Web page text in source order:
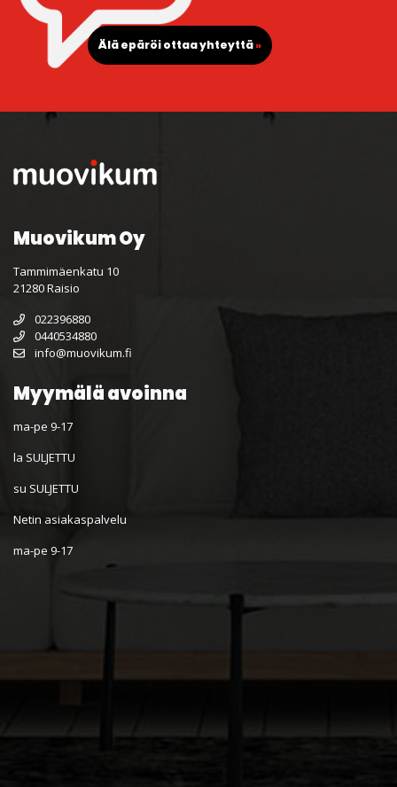
Älä epäröi ottaa yhteyttä»
Muovikum Oy
Tammimäenkatu 10
21280 Raisio
022396880
0440534880
info@muovikum.fi
Myymälä avoinna
ma-pe 9-17
la SULJETTU
su SULJETTU
Netin asiakaspalvelu
ma-pe 9-17